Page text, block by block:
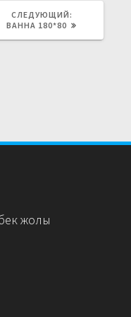
СЛЕДУЮЩИЙ:
ЗАПИСЬ:
ВАННА 180*80
жолы